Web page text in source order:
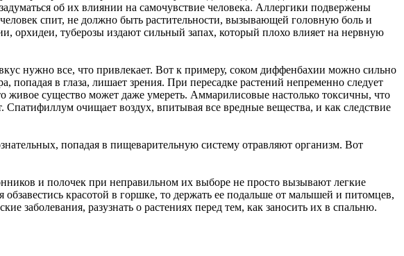
об их влиянии на самочувствие человека. Аллергики подвержены
спит, не должно быть растительности, вызывающей головную боль и
орхидеи, туберозы издают сильный запах, который плохо влияет на нервную
нужно все, что привлекает. Вот к примеру, соком диффенбахии можно сильно
попадая в глаза, лишает зрения. При пересадке растений непременно следует
живое существо может даже умереть. Аммарилисовые настолько токсичны, что
Спатифиллум очищает воздух, впитывая все вредные вещества, и как следствие
попадая в пищеварительную систему отравляют организм. Вот
и полочек при неправильном их выборе не просто вызывают легкие
красотой в горшке, то держать ее подальше от малышей и питомцев,
заболевания, разузнать о растениях перед тем, как заносить их в спальню.